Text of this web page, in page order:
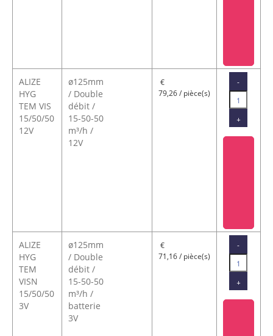
ALIZE
HYG
TEM VIS
15/50/50
12V
ø125mm
/ Double
débit /
15-50-50
m³/h /
12V
€
79,26 / pièce(s)
-
+
ALIZE
HYG
TEM
VISN
15/50/50
3V
ø125mm
/ Double
débit /
15-50-50
m³/h /
batterie
3V
€
71,16 / pièce(s)
-
+